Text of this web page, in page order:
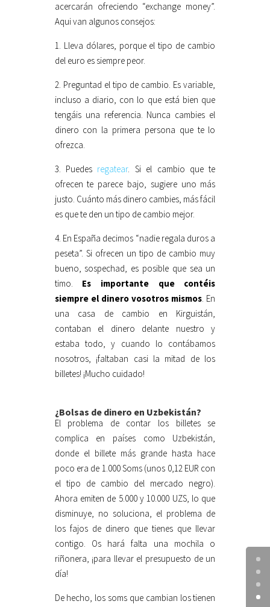
acercarán ofreciendo “exchange money”.
Aqui van algunos consejos:
1. Lleva dólares, porque el tipo de cambio
del euro es siempre peor.
2. Preguntad el tipo de cambio. Es variable,
incluso a diario, con lo que está bien que
tengáis una referencia. Nunca cambies el
dinero con la primera persona que te lo
ofrezca.
3. Puedes regatear. Si el cambio que te
ofrecen te parece bajo, sugiere uno más
justo. Cuánto más dinero cambies, más fácil
es que te den un tipo de cambio mejor.
4. En España decimos “nadie regala duros a
peseta”. Si ofrecen un tipo de cambio muy
bueno, sospechad, es posible que sea un
timo. Es importante que contéis
siempre el dinero vosotros mismos. En
una casa de cambio en Kirguistán,
contaban el dinero delante nuestro y
estaba todo, y cuando lo contábamos
nosotros, ¡faltaban casi la mitad de los
billetes! ¡Mucho cuidado!
¿Bolsas de dinero en Uzbekistán?
El problema de contar los billetes se
complica en países como Uzbekistán,
donde el billete más grande hasta hace
poco era de 1.000 Soms (unos 0,12 EUR con
el tipo de cambio del mercado negro).
Ahora emiten de 5.000 y 10.000 UZS, lo que
disminuye, no soluciona, el problema de
los fajos de dinero que tienes que llevar
contigo. Os hará falta una mochila o
riñonera, ¡para llevar el presupuesto de un
día!
De hecho, los soms que cambian los tienen